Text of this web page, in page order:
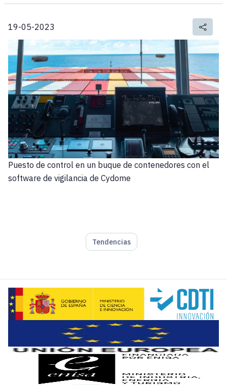
19-05-2023
Puesto de control en un buque de contenedores con el
software de vigilancia de Cydome
Las empresas se enfrentan a la tarea de proteger no
En relación con la materia, los Cyber Security Awards
La ciberseguridad en el ámbito marítimo se ha vuelto un
Tendencias